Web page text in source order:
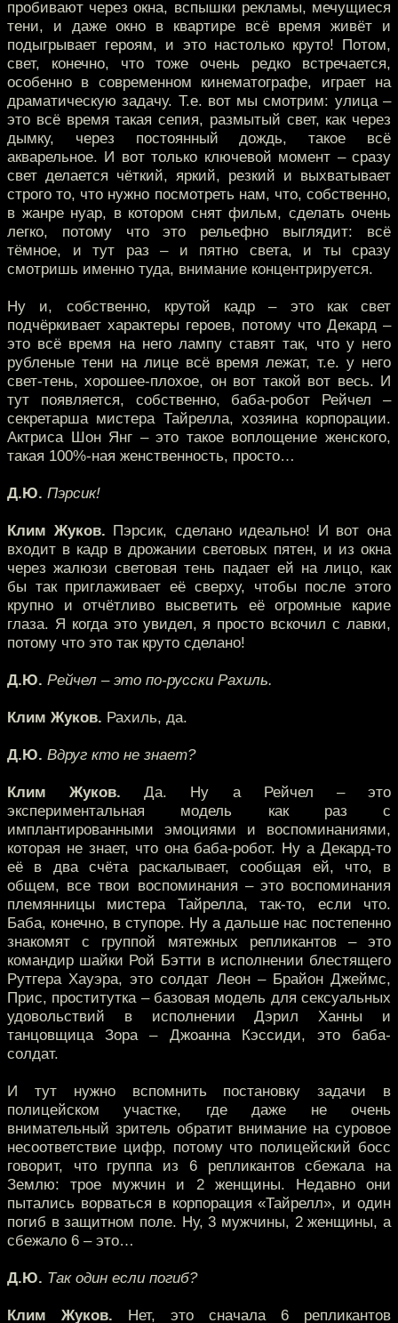
пробивают через окна, вспышки рекламы, мечущиеся
тени, и даже окно в квартире всё время живёт и
подыгрывает героям, и это настолько круто! Потом,
свет, конечно, что тоже очень редко встречается,
особенно в современном кинематографе, играет на
драматическую задачу. Т.е. вот мы смотрим: улица –
это всё время такая сепия, размытый свет, как через
дымку, через постоянный дождь, такое всё
акварельное. И вот только ключевой момент – сразу
свет делается чёткий, яркий, резкий и выхватывает
строго то, что нужно посмотреть нам, что, собственно,
в жанре нуар, в котором снят фильм, сделать очень
легко, потому что это рельефно выглядит: всё
тёмное, и тут раз – и пятно света, и ты сразу
смотришь именно туда, внимание концентрируется.
Ну и, собственно, крутой кадр – это как свет
подчёркивает характеры героев, потому что Декард –
это всё время на него лампу ставят так, что у него
рубленые тени на лице всё время лежат, т.е. у него
свет-тень, хорошее-плохое, он вот такой вот весь. И
тут появляется, собственно, баба-робот Рейчел –
секретарша мистера Тайрелла, хозяина корпорации.
Актриса Шон Янг – это такое воплощение женского,
такая 100%-ная женственность, просто…
Д.Ю. Пэрсик!
Клим Жуков. Пэрсик, сделано идеально! И вот она
входит в кадр в дрожании световых пятен, и из окна
через жалюзи световая тень падает ей на лицо, как
бы так приглаживает её сверху, чтобы после этого
крупно и отчётливо высветить её огромные карие
глаза. Я когда это увидел, я просто вскочил с лавки,
потому что это так круто сделано!
Д.Ю. Рейчел – это по-русски Рахиль.
Клим Жуков. Рахиль, да.
Д.Ю. Вдруг кто не знает?
Клим Жуков. Да. Ну а Рейчел – это
экспериментальная модель как раз с
имплантированными эмоциями и воспоминаниями,
которая не знает, что она баба-робот. Ну а Декард-то
её в два счёта раскалывает, сообщая ей, что, в
общем, все твои воспоминания – это воспоминания
племянницы мистера Тайрелла, так-то, если что.
Баба, конечно, в ступоре. Ну а дальше нас постепенно
знакомят с группой мятежных репликантов – это
командир шайки Рой Бэтти в исполнении блестящего
Рутгера Хауэра, это солдат Леон – Брайон Джеймс,
Прис, проститутка – базовая модель для сексуальных
удовольствий в исполнении Дэрил Ханны и
танцовщица Зора – Джоанна Кэссиди, это баба-
солдат.
И тут нужно вспомнить постановку задачи в
полицейском участке, где даже не очень
внимательный зритель обратит внимание на суровое
несоответствие цифр, потому что полицейский босс
говорит, что группа из 6 репликантов сбежала на
Землю: трое мужчин и 2 женщины. Недавно они
пытались ворваться в корпорация «Тайрелл», и один
погиб в защитном поле. Ну, 3 мужчины, 2 женщины, а
сбежало 6 – это…
Д.Ю. Так один если погиб?
Клим Жуков. Нет, это сначала 6 репликантов